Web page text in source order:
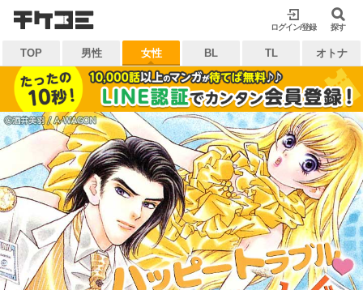
ログイン/登録 探す
TOP 男性 女性 BL TL オトナ
検索
閉じる
キーワードから探す
各一覧から探す
ジャンル タグ
作家 作品
出版社
マイ本棚から探す
最近読んだ作品 お気に入り